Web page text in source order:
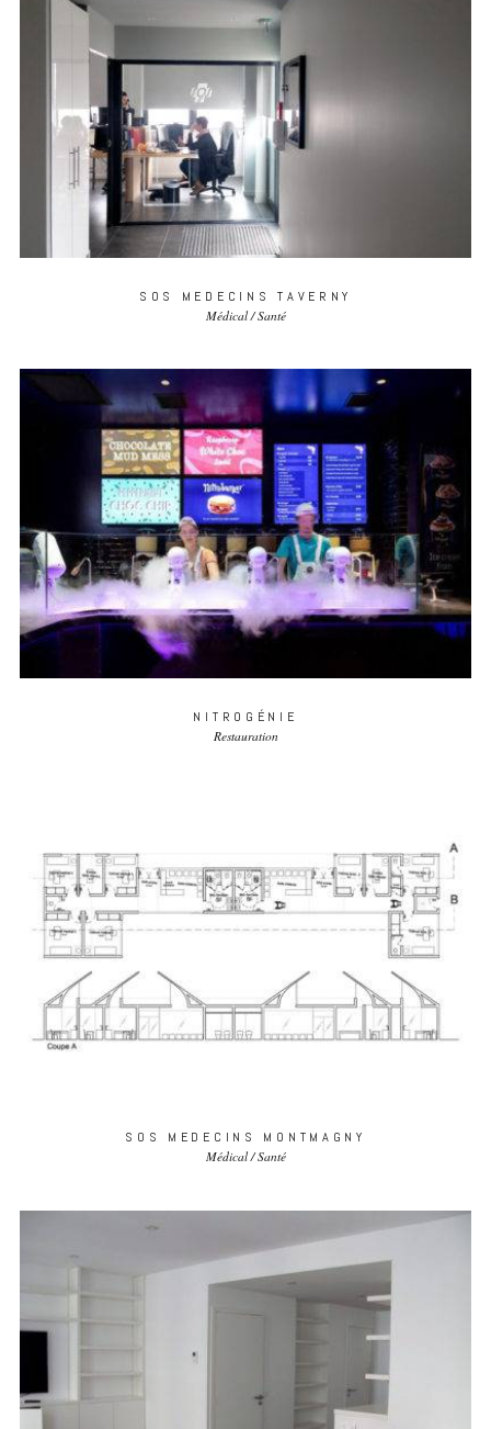
SOS MEDECINS TAVERNY
Médical / Santé
NITROGÉNIE
Restauration
SOS MEDECINS MONTMAGNY
Médical / Santé